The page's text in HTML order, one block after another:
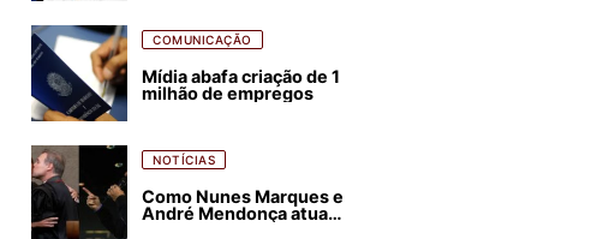
COMUNICAÇÃO
Mídia abafa criação de 1
milhão de empregos
NOTÍCIAS
Como Nunes Marques e
André Mendonça atuam